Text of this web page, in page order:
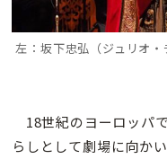
左：坂下忠弘（ジュリオ
18世紀のヨーロッパ
らしとして劇場に向か